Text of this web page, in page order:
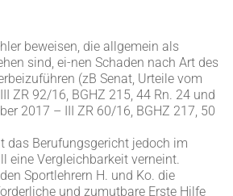
beweisen, die allgemein als
sind, ei-nen Schaden nach Art des
(zB Senat, Urteile vom
ZR 92/16, BGHZ 215, 44 Rn. 24 und
2017 – III ZR 60/16, BGHZ 217, 50
das Berufungsgericht jedoch im
eine Vergleichbarkeit verneint.
Sportlehrern H. und Ko. die
und zumutbare Erste Hilfe